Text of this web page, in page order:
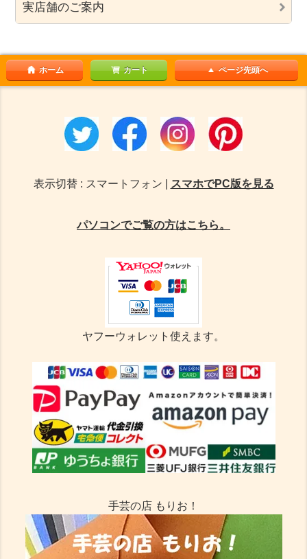
実店舗のご案内
ホーム カート ページ先頭へ
表示切替 : スマートフォン | スマホでPC版を見る
パソコンでご覧の方はこちら。
ヤフーウォレット使えます。
手芸の店 もりお！